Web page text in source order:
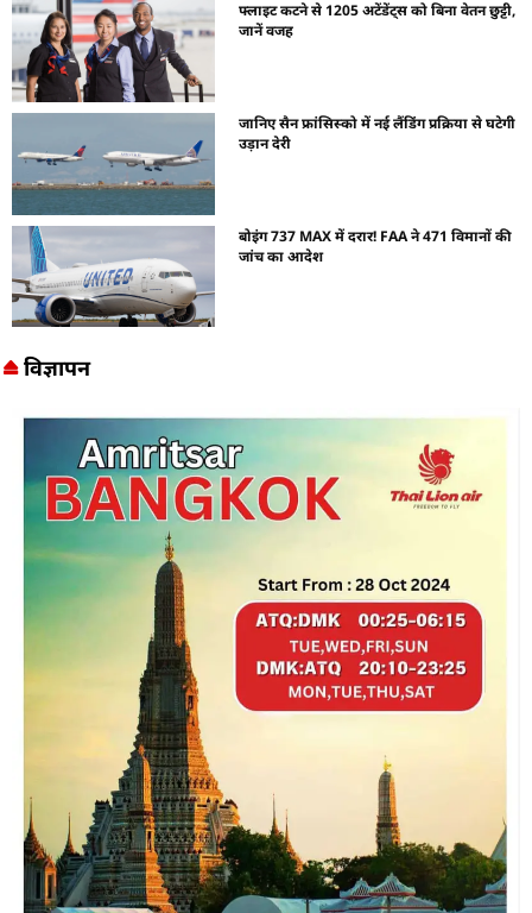
फ्लाइट कटने से 1205 अटेंडेंट्स को बिना वेतन छुट्टी,
जानें वजह
जानिए सैन फ्रांसिस्को में नई लैंडिंग प्रक्रिया से घटेगी
उड़ान देरी
बोइंग 737 MAX में दरार! FAA ने 471 विमानों की
जांच का आदेश
विज्ञापन